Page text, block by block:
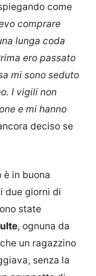
come
comprare
lunga coda
ero passato
mi sono seduto
I vigili non
e mi hanno
deciso se
è in buona
due giorni di
state
, ognuna da
un ragazzino
senza la